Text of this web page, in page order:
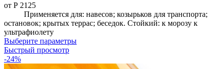
от Р 2125
Применяется для: навесов; козырьков для транспорта;
остановок; крытых террас; беседок. Стойкий: к морозу к
ультрафиолету
Выберите параметры
Быстрый просмотр
-24%